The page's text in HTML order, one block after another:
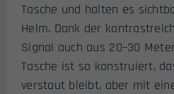
Tasche und halten es
Helm. Dank der
Signal auch aus 20–30
Tasche ist so konstruiert,
verstaut bleibt, aber mit